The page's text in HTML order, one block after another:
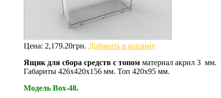
Цена: 2,179.20грн. Добавить в корзину
Ящик для сбора средств с топом материал акрил 3 мм.
Габариты 426х420х156 мм. Топ 420х95 мм.
Модель Box-48.